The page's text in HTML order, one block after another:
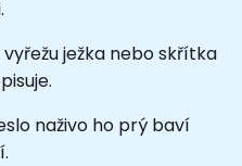
vyřežu ježka nebo skřítka
naživo ho prý baví